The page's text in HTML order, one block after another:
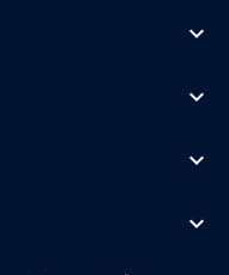
expand_more
expand_more
expand_more
expand_more